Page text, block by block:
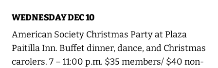
WEDNESDAY DEC 10
American Society Christmas Party at Plaza
Paitilla Inn. Buffet dinner, dance, and Christmas
carolers. 7 – 11:00 p.m. $35 members/ $40 non-